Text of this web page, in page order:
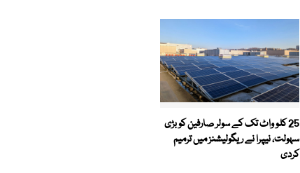
25 کلو واٹ تک کے سولر صارفین کو بڑی
سہولت، نیپرا نے ریگولیشنز میں ترمیم
کردی